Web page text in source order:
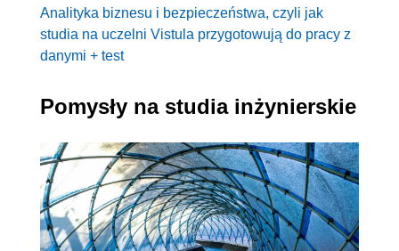
Analityka biznesu i bezpieczeństwa, czyli jak
studia na uczelni Vistula przygotowują do pracy z
danymi + test
Pomysły na studia inżynierskie